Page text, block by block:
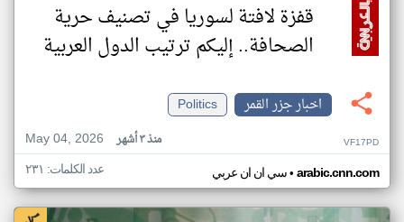
قفزة لافتة لسوريا في تصنيف حرية
الصحافة.. إليكم ترتيب الدول العربية
اخبار جزر القمر
Politics
May 04, 2026
منذ ٣ أشهر VF17PD
سي ان ان عربي• arabic.cnn.com عدد الكلمات: ٢٣١